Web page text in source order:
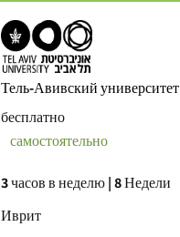
Тель-Авивский университет
бесплатно
самостоятельно
3 часов в неделю|8 Недели
Иврит